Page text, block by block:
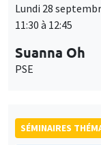
Lundi 28
11:30 à 12:45
Suanna Oh
PSE
SÉMINAIRES